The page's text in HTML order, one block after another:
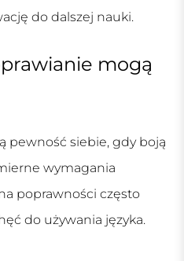
do dalszej nauki.
mogą
pewność siebie, gdy boją
wymagania
poprawności często
do używania języka.